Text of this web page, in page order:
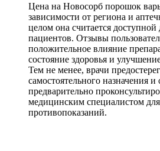
Цена на Новосорб порошок
зависимости от региона и
целом она считается
пациентов. Отзывы
положительное влияние
состояние здоровья и
Тем не менее, врачи
самостоятельного назначения и
предварительно
медицинским специалистом
противопоказаний.